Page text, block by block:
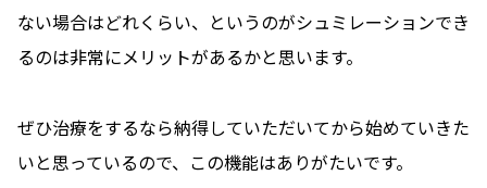
ない場合はどれくらい、というのがシュミレーションでき
るのは非常にメリットがあるかと思います。
ぜひ治療をするなら納得していただいてから始めていきた
いと思っているので、この機能はありがたいです。